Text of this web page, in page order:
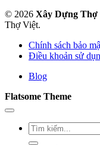
© 2026 Xây Dựng Thợ
Thợ Việt.
Chính sách bảo
Điều khoản sử
Blog
Flatsome Theme